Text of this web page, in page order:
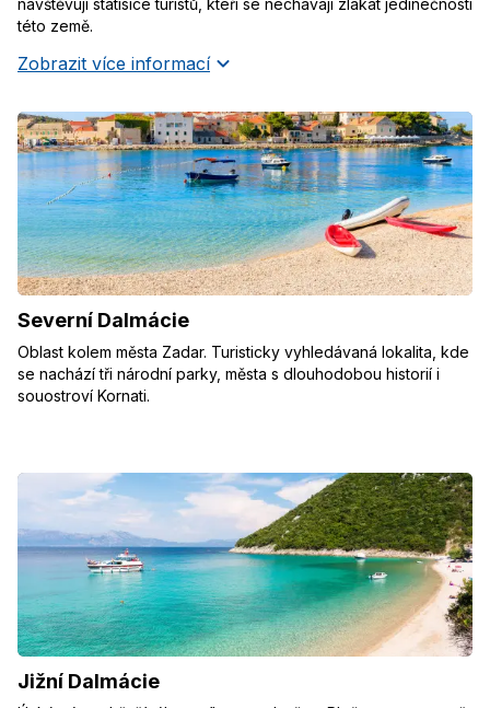
navštěvují statisíce turistů, kteří se nechávají zlákat jedinečností
této země.
Zobrazit více informací
Severní Dalmácie
Oblast kolem města Zadar. Turisticky vyhledávaná lokalita, kde
se nachází tři národní parky, města s dlouhodobou historií i
souostroví Kornati.
Jižní Dalmácie